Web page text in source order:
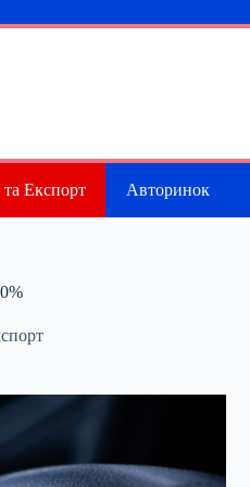
та Експорт Авторинок